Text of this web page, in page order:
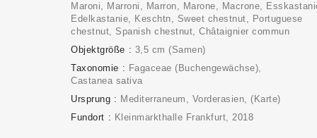
Maroni, Marroni, Marron, Marone, Macrone,
Edelkastanie, Keschtn, Sweet chestnut, Portuguese
chestnut, Spanish chestnut, Châtaignier commun
Objektgröße
3,5 cm (Samen)
Taxonomie
Fagaceae (Buchengewächse)
Castanea sativa
Ursprung
Mediterraneum, Vorderasien
(Karte)
Fundort
Kleinmarkthalle Frankfurt 2018